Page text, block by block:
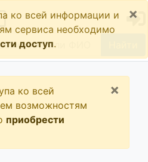
ко всей информации и
сервиса необходимо
доступ.
×
ко всей
возможностям
приобрести
×